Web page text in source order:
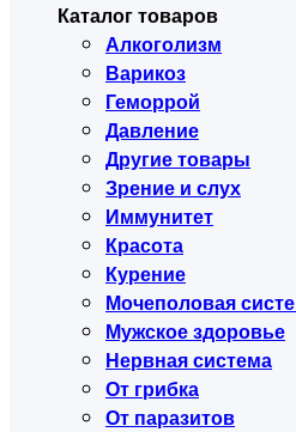
Каталог товаров
Алкоголизм
Варикоз
Геморрой
Давление
Другие товары
Зрение и слух
Иммунитет
Красота
Курение
Мочеполовая
Мужское здоровье
Нервная система
От грибка
От паразитов